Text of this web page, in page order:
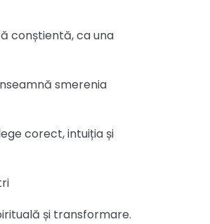
conștientă, ca una
smerenia
corect, intuiția și
și transformare.